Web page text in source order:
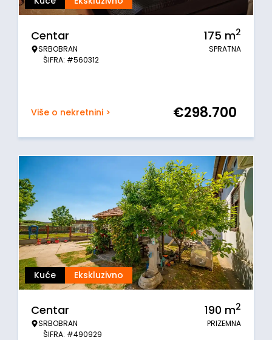
Centar
SRBOBRAN
ŠIFRA: #560312
175 m2
SPRATNA
Više o nekretnini > €298.700
Kuće Ekskluzivno
Centar
SRBOBRAN
ŠIFRA: #490929
190 m2
PRIZEMNA